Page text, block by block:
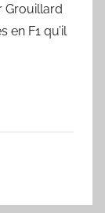
Grouillard
en F1 qu’il